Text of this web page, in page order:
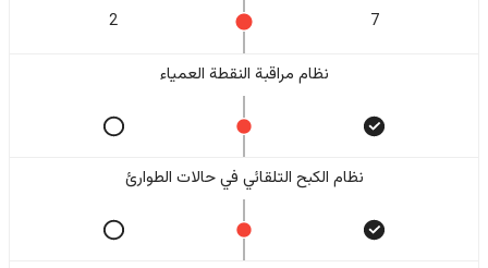
7
2
نظام مراقبة النقطة العمياء
نظام الكبح التلقائي في حالات الطوارئ